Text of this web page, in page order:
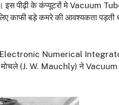
पीढ़ी के कंप्यूटरों मे Vacuum
काफी बड़े कमरे की आवश्यकता पड़ती
(Electronic Numerical
मोचले (J. W. Mauchly) ने